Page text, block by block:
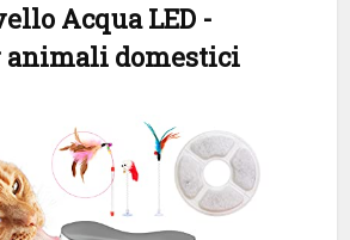
Acqua LED -
animali domestici